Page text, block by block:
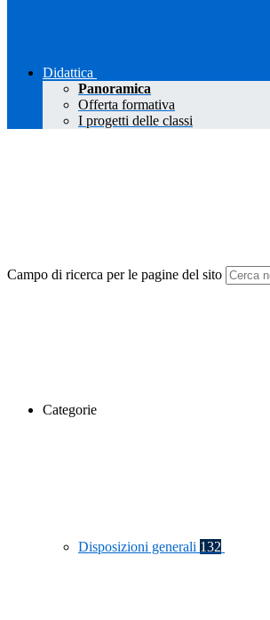
Didattica
Panoramica
Offerta formativa
I progetti delle classi
Campo di ricerca per le pagine del sito
Categorie
Disposizioni generali 132